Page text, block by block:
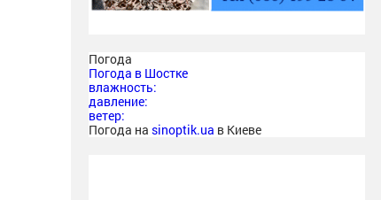
Погода
Погода в Шостке
влажность:
давление:
ветер:
Погода на sinoptik.ua в Киеве